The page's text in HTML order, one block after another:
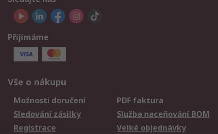
Přijímáme
Vše o nákupu
Možnosti doručení
PDF faktura
Sledování zásilky
Služba naceňování BOM
Registrace
Velké objednávky